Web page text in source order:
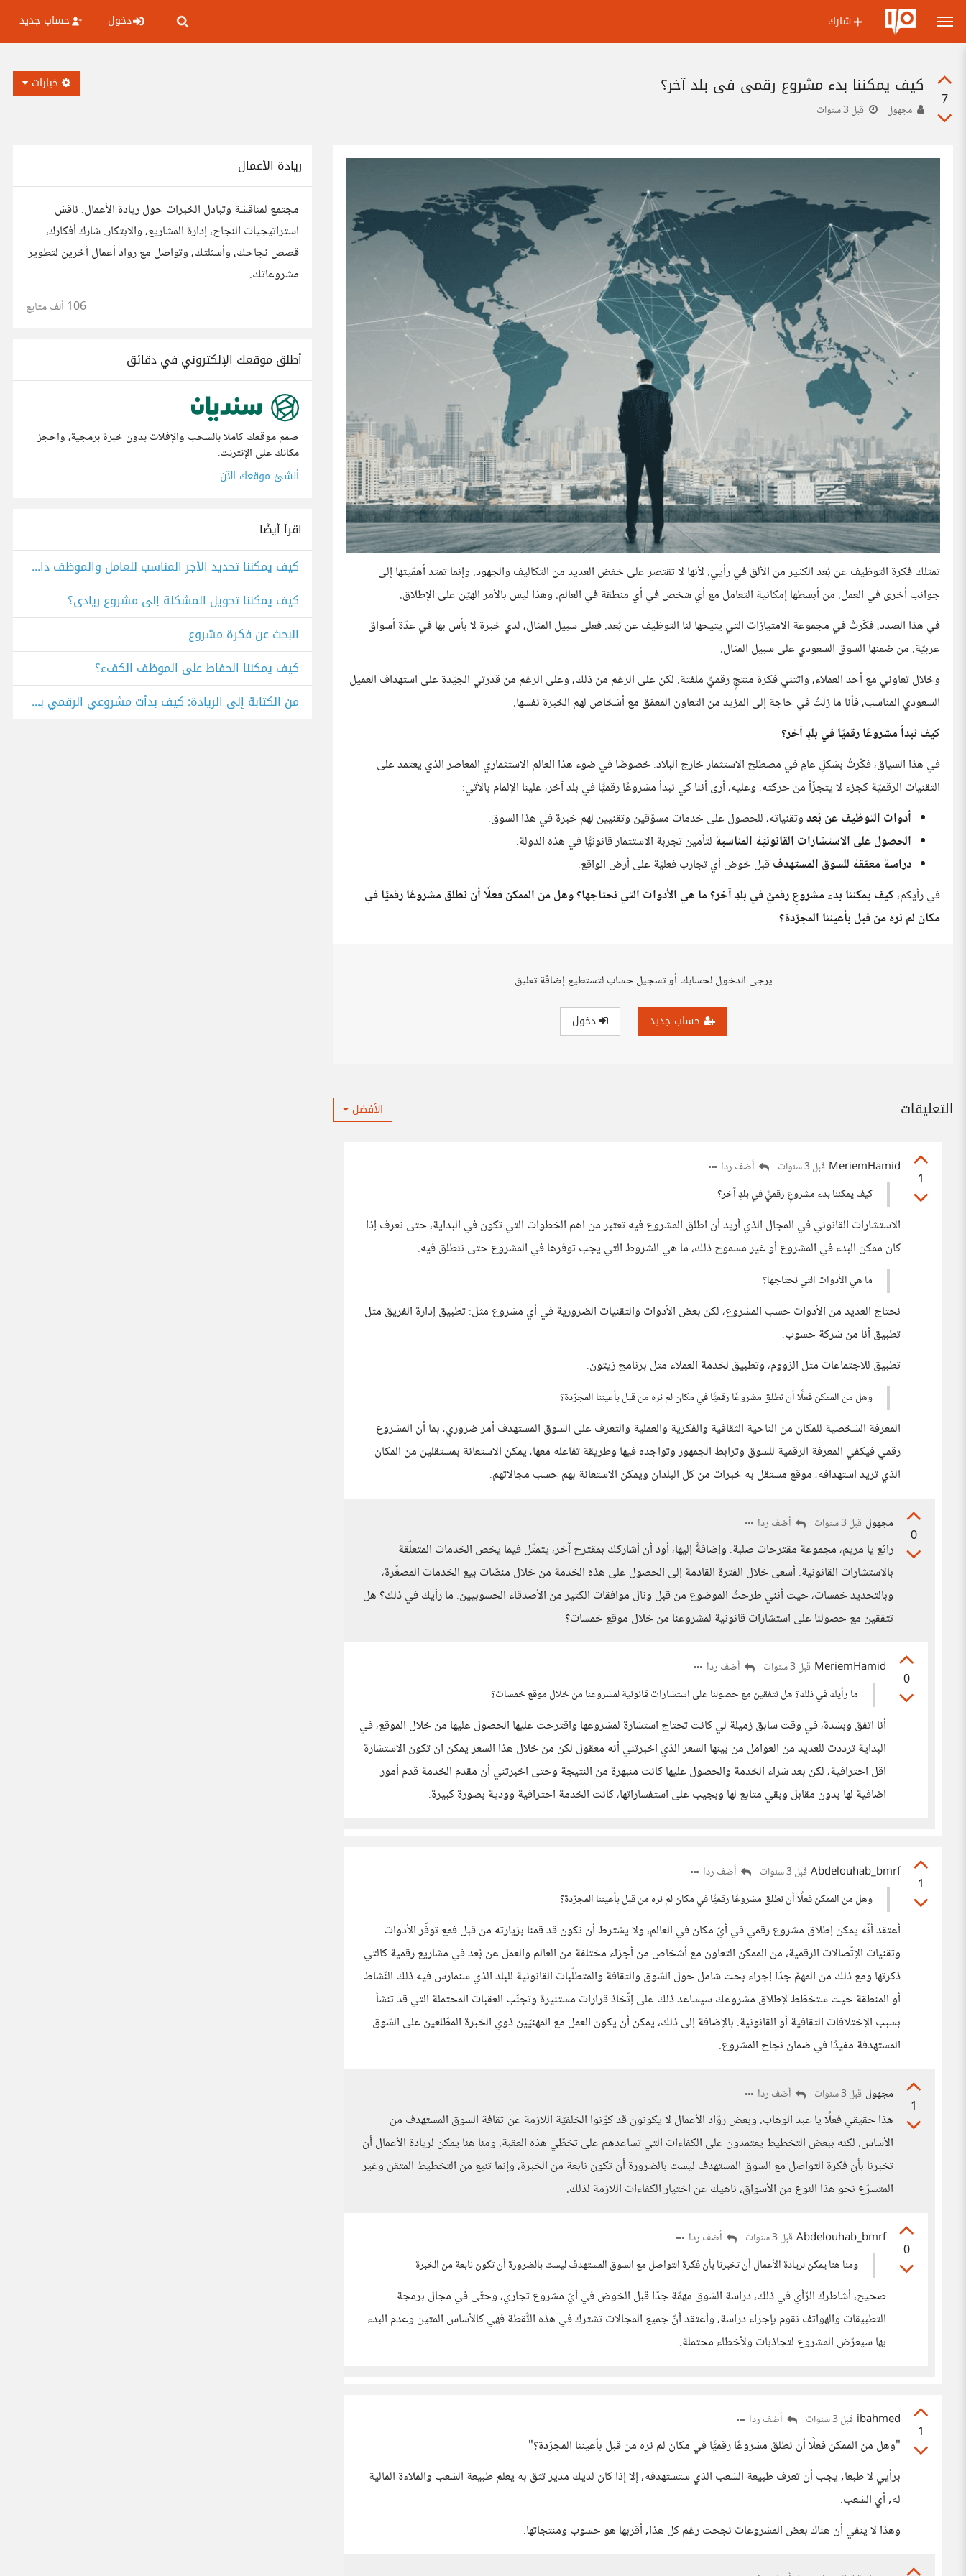
شارك دخول حساب جديد
7
كيف يمكننا بدء مشروع رقمي في بلد آخر؟
مجهول قبل 3 سنوات
خيارات
تمتلك فكرة التوظيف عن بُعد الكثير من الألق في رأيي. لأنها لا تقتصر على خفض العديد من التكاليف والجهود. وإنما تمتد أهمّيتها إلى
جوانب أخرى في العمل. من أبسطها إمكانية التعامل مع أي شخص في أي منطقة في العالم. وهذا ليس بالأمر الهيّن على الإطلاق.
في هذا الصدد، فكّرتُ في مجموعة الامتيازات التي يتيحها لنا التوظيف عن بُعد. فعلى سبيل المثال، لدي خبرة لا بأس بها في عدّة أسواق
عربيّة. من ضمنها السوق السعودي على سبيل المثال.
وخلال تعاوني مع أحد العملاء، واتتني فكرة منتجٍ رقميٍّ ملفتة. لكن على الرغم من ذلك، وعلى الرغم من قدرتي الجيّدة على استهداف العميل
السعودي المناسب، فأنا ما زلتُ في حاجة إلى المزيد من التعاون المعمّق مع أشخاص لهم الخبرة نفسها.
كيف نبدأ مشروعًا رقميًّا في بلدٍ آخر؟
في هذا السياق، فكّرتُ بشكلٍ عامٍ في مصطلح الاستثمار خارج البلاد. خصوصًا في ضوء هذا العالم الاستثماري المعاصر الذي يعتمد على
التقنيات الرقميّة كجزء لا يتجزّأ من حركته. وعليه، أرى أننا كي نبدأ مشروعًا رقميًّا في بلد آخر، علينا الإلمام بالآتي:
أدوات التوظيف عن بُعدوتقنياته، للحصول على خدمات مسوّقين وتقنيين لهم خبرة في هذا السوق.
الحصول على الاستشارات القانونيّة المناسبة لتأمين تجربة الاستثمار قانونيًّا في هذه الدولة.
دراسة معمّقة للسوق المستهدفقبل خوض أي تجارب فعليّة على أرض الواقع.
في رأيكم،كيف يمكننا بدء مشروعٍ رقميٍّ في بلدٍ آخر؟ ما هي الأدوات التي نحتاجها؟ وهل من الممكن فعلًا أن نطلق مشروعًا رقميًّا في
مكان لم نره من قبل بأعيننا المجرّدة؟
يرجى الدخول لحسابك أو تسجيل حساب لتستطيع إضافة تعليق
حساب جديد دخول
التعليقات الأفضل
1
MeriemHamid قبل 3 سنوات
أضف ردا
كيف يمكننا بدء مشروعٍ رقميٍّ في بلدٍ آخر؟
الاستشارات القانوني في المجال الذي أريد أن اطلق المشروع فيه تعتبر من اهم الخطوات التي تكون في البداية، حتى نعرف إذا
كان ممكن البدء في المشروع أو غير مسموح ذلك، ما هي الشروط التي يجب توفرها في المشروع حتى ننطلق فيه.
ما هي الأدوات التي نحتاجها؟
نحتاج العديد من الأدوات حسب المشروع، لكن بعض الأدوات والتقنيات الضرورية في أي مشروع مثل: تطبيق إدارة الفريق مثل
تطبيق أنا من شركة حسوب.
تطبيق للاجتماعات مثل الزووم، وتطبيق لخدمة العملاء مثل برنامج زيتون.
وهل من الممكن فعلًا أن نطلق مشروعًا رقميًّا في مكان لم نره من قبل بأعيننا المجرّدة؟
المعرفة الشخصية للمكان من الناحية الثقافية والفكرية والعملية والتعرف على السوق المستهدف أمر ضروري، بما أن المشروع
رقمي فيكفي المعرفة الرقمية للسوق وترابط الجمهور وتواجده فيها وطريقة تفاعله معها، يمكن الاستعانة بمستقلين من المكان
الذي تريد استهدافه، موقع مستقل به خبرات من كل البلدان ويمكن الاستعانة بهم حسب مجالاتهم.
0
مجهول قبل 3 سنوات أضف ردا
رائع يا مريم، مجموعة مقترحات صلبة. وإضافةً إليها، أود أن أشاركك بمقترح آخر، يتمثّل فيما يخص الخدمات المتعلّقة
بالاستشارات القانونية. أسعى خلال الفترة القادمة إلى الحصول على هذه الخدمة من خلال منصّات بيع الخدمات المصغّرة،
وبالتحديد خمسات، حيث أنني طرحتُ الموضوع من قبل ونال موافقات الكثير من الأصدقاء الحسوبيين. ما رأيك في ذلك؟ هل
تتفقين مع حصولنا على استشارات قانونية لمشروعنا من خلال موقع خمسات؟
0
MeriemHamid قبل 3 سنوات
أضف ردا
ما رأيك في ذلك؟ هل تتفقين مع حصولنا على استشارات قانونية لمشروعنا من خلال موقع خمسات؟
أنا اتفق وبشدة، في وقت سابق زميلة لي كانت تحتاج استشارة لمشروعها واقترحت عليها الحصول عليها من خلال الموقع، في
البداية ترددت للعديد من العوامل من بينها السعر الذي اخبرتني أنه معقول لكن من خلال هذا السعر يمكن ان تكون الاستشارة
اقل احترافية، لكن بعد شراء الخدمة والحصول عليها كانت منبهرة من النتيجة وحتى اخبرتني أن مقدم الخدمة قدم أمور
اضافية لها بدون مقابل وبقي متابع لها وبجيب على استفساراتها، كانت الخدمة احترافية وودية بصورة كبيرة.
1
Abdelouhab_bmrf قبل 3 سنوات
أضف ردا
وهل من الممكن فعلًا أن نطلق مشروعًا رقميًّا في مكان لم نره من قبل بأعيننا المجرّدة؟
أعتقد أنّه يمكن إطلاق مشروع رقمي في أيّ مكان في العالم، ولا يشترط أن نكون قد قمنا بزيارته من قبل فمع توفّر الأدوات
وتقنيات الإتّصالات الرقمية، من الممكن التعاون مع أشخاص من أجزاء مختلفة من العالم والعمل عن بُعد في مشاريع رقمية كالتي
ذكرتها ومع ذلك من المهمّ جدّا إجراء بحث شامل حول السّوق والثقافة والمتطلّبات القانونية للبلد الذي سنمارس فيه ذلك النّشاط
أو المنطقة حيث ستخطّط لإطلاق مشروعك سيساعد ذلك على إتّخاذ قرارات مستنيرة وتجنّب العقبات المحتملة التي قد تنشأ
بسبب الإختلافات الثقافية أو القانونية. بالإضافة إلى ذلك، يمكن أن يكون العمل مع المهنيّين ذوي الخبرة المطّلعين على السّوق
المستهدفة مفيدًا في ضمان نجاح المشروع.
1
مجهول قبل 3 سنوات أضف ردا
هذا حقيقي فعلًا يا عبد الوهاب. وبعض روّاد الأعمال لا يكونون قد كوّنوا الخلفيّة اللازمة عن ثقافة السوق المستهدف من
الأساس. لكنه ببعض التخطيط يعتمدون على الكفاءات التي تساعدهم على تخطّي هذه العقبة. ومنا هنا يمكن لريادة الأعمال أن
تخبرنا بأن فكرة التواصل مع السوق المستهدف ليست بالضرورة أن تكون نابعة من الخبرة، وإنما تنبع من التخطيط المتقن وغير
المتسرّع نحو هذا النوع من الأسواق، ناهيك عن اختيار الكفاءات اللازمة لذلك.
0
Abdelouhab_bmrf قبل 3 سنوات
أضف ردا
ومنا هنا يمكن لريادة الأعمال أن تخبرنا بأن فكرة التواصل مع السوق المستهدف ليست بالضرورة أن تكون نابعة من الخبرة
صحيح، أشاطرك الرّأي في ذلك، دراسة السّوق مهمّة جدّا قبل الخوض في أيّ مشروع تجاري، وحتّى في مجال برمجة
التطبيقات والهواتف نقوم بإجراء دراسة، وأعتقد أنّ جميع المجالات تشترك في هذه النٌّقطة فهي كالأساس المتين وعدم البدء
بها سيعرّض المشروع لتجاذبات ولأخطاء محتملة.
1
ibahmed قبل 3 سنوات أضف ردا
"وهل من الممكن فعلًا أن نطلق مشروعًا رقميًّا في مكان لم نره من قبل بأعيننا المجرّدة؟"
برأيي لا طبعا, يجب أن تعرف طبيعة الشعب الذي ستستهدفه, إلا إذا كان لديك مدير تثق به يعلم طبيعة الشعب والملاءة المالية
له, أي الشعب.
وهذا لا ينفي أن هناك بعض المشروعات نجحت رغم كل هذا, أقربها هو حسوب ومنتجاتها.
ريادة الأعمال
مجتمع لمناقشة وتبادل الخبرات حول ريادة الأعمال. ناقش
استراتيجيات النجاح، إدارة المشاريع، والابتكار. شارك أفكارك،
قصص نجاحك، وأسئلتك، وتواصل مع رواد أعمال آخرين لتطوير
مشروعاتك.
106 ألف متابع
أطلق موقعك الإلكتروني في دقائق
صمم موقعك كاملا بالسحب والإفلات بدون خبرة برمجية، واحجز
مكانك على الإنترنت.
أنشئ موقعك الآن
اقرأ أيضًا
كيف يمكننا تحديد الأجر المناسب للعامل والموظف داخل مشروع حقيقي؟
كيف يمكننا تحويل المشكلة إلى مشروع ريادى؟
البحث عن فكرة مشروع
كيف يمكننا الحفاط على الموظف الكفء؟
من الكتابة إلى الريادة: كيف بدأت مشروعي الرقمي بخطوات بسيطه